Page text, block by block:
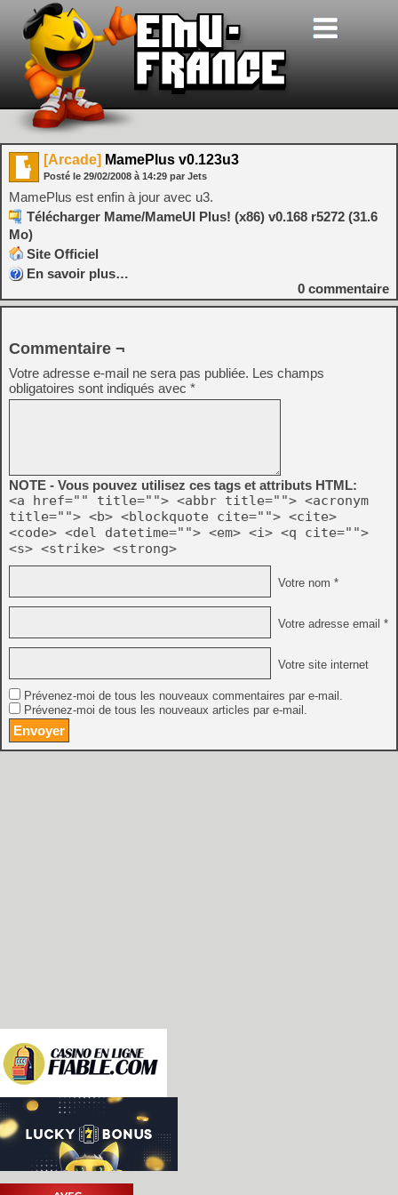
[Arcade] MamePlus v0.123u3
Posté le 29/02/2008 à 14:29 par Jets
MamePlus est enfin à jour avec u3.
Télécharger Mame/MameUI Plus! (x86) v0.168 r5272 (31.6
Mo)
Site Officiel
En savoir plus…
0 commentaire
Commentaire ¬
Votre adresse e-mail ne sera pas publiée. Les champs
obligatoires sont indiqués avec *
NOTE - Vous pouvez utilisez ces tags et attributs HTML:
<a href="" title=""> <abbr title=""> <acronym
title=""> <b> <blockquote cite=""> <cite>
<code> <del datetime=""> <em> <i> <q cite="">
<s> <strike> <strong>
Votre nom *
Votre adresse email *
Votre site internet
Prévenez-moi de tous les nouveaux commentaires par e-mail.
Prévenez-moi de tous les nouveaux articles par e-mail.